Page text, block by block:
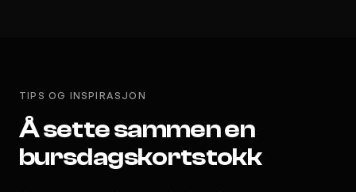
TIPS OG INSPIRASJON
Å sette sammen en
bursdagskortstokk